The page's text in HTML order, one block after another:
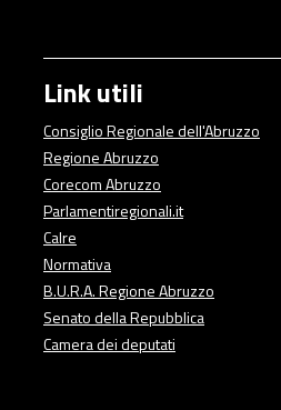
Link utili
Consiglio Regionale dell'Abruzzo
Regione Abruzzo
Corecom Abruzzo
Parlamentiregionali.it
Calre
Normativa
B.U.R.A. Regione Abruzzo
Senato della Repubblica
Camera dei deputati